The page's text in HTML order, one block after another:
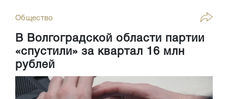
Общество
В Волгоградской области партии
«спустили» за квартал 16 млн
рублей